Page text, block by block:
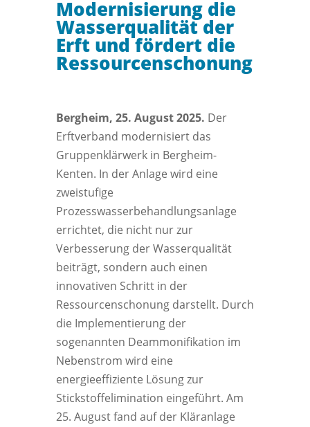
Modernisierung die
Wasserqualität der
Erft und fördert die
Ressourcenschonung
Bergheim, 25. August 2025. Der
Erftverband modernisiert das
Gruppenklärwerk in Bergheim-
Kenten. In der Anlage wird eine
zweistufige
Prozesswasserbehandlungsanlage
errichtet, die nicht nur zur
Verbesserung der Wasserqualität
beiträgt, sondern auch einen
innovativen Schritt in der
Ressourcenschonung darstellt. Durch
die Implementierung der
sogenannten Deammonifikation im
Nebenstrom wird eine
energieeffiziente Lösung zur
Stickstoffelimination eingeführt. Am
25. August fand auf der Kläranlage